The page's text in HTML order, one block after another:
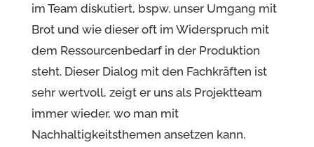
im Team diskutiert, bspw. unser Umgang mit
Brot und wie dieser oft im Widerspruch mit
dem Ressourcenbedarf in der Produktion
steht. Dieser Dialog mit den Fachkräften ist
sehr wertvoll, zeigt er uns als Projektteam
immer wieder, wo man mit
Nachhaltigkeitsthemen ansetzen kann.